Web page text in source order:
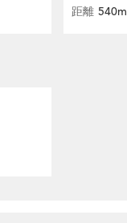
距離 540m